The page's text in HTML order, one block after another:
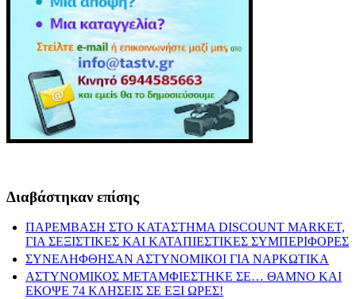
Διαβάστηκαν επίσης
ΠΑΡΕΜΒΑΣΗ ΣΤΟ ΚΑΤΑΣΤΗΜΑ DISCOUNT MARKET,
ΓΙΑ ΣΕΞΙΣΤΙΚΕΣ ΚΑΙ ΚΑΤΑΠΙΕΣΤΙΚΕΣ ΣΥΜΠΕΡΙΦΟΡΕΣ
ΣΥΝΕΛΗΦΘΗΣΑΝ ΑΣΤΥΝΟΜΙΚΟΙ ΓΙΑ ΝΑΡΚΩΤΙΚΑ
ΑΣΤΥΝΟΜΙΚΟΣ ΜΕΤΑΜΦΙΕΣΤΗΚΕ ΣΕ… ΘΑΜΝΟ ΚΑΙ
ΕΚΟΨΕ 74 ΚΛΗΣΕΙΣ ΣΕ ΕΞΙ ΩΡΕΣ!